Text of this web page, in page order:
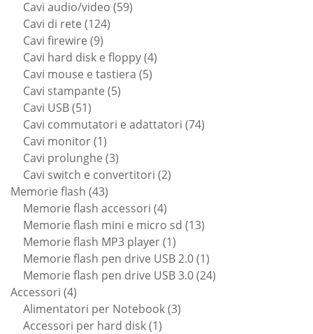
Cavi audio/video 5959
Cavi di rete 124124
Cavi firewire 99
prodotti
Cavi hard disk e floppy 44
Cavi mouse e tastiera 55
Cavi stampante 55
Cavi USB 5151
prodotti
Cavi commutatori e adattatori 7474
Cavi monitor 11
prodotto
Cavi prolunghe 33
prodotti
Cavi switch e convertitori 22
Memorie flash 4343
prodotti
Memorie flash accessori 44
prodotti
Memorie flash mini e micro sd 1313
Memorie flash MP3 player 11
prodotto
Memorie flash pen drive USB 2.0 11
prodotto
Memorie flash pen drive USB 3.0 2424
Accessori 44
prodotti
Alimentatori per Notebook 33
Accessori per hard disk 11